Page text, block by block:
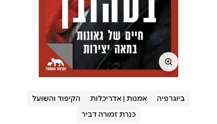
ביוגרפיה אמנות | אדריכלות
הקיפוד והשועל
כנרת זמורה דביר